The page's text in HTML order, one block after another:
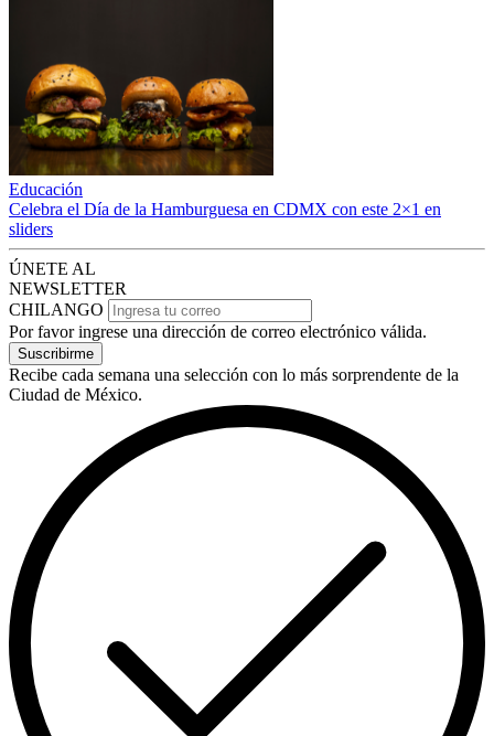
Educación
Celebra el Día de la Hamburguesa en CDMX con este 2×1 en
sliders
ÚNETE AL
NEWSLETTER
CHILANGO
Por favor ingrese una dirección de correo electrónico válida.
Suscribirme
Recibe cada semana una selección con lo más sorprendente de la
Ciudad de México.